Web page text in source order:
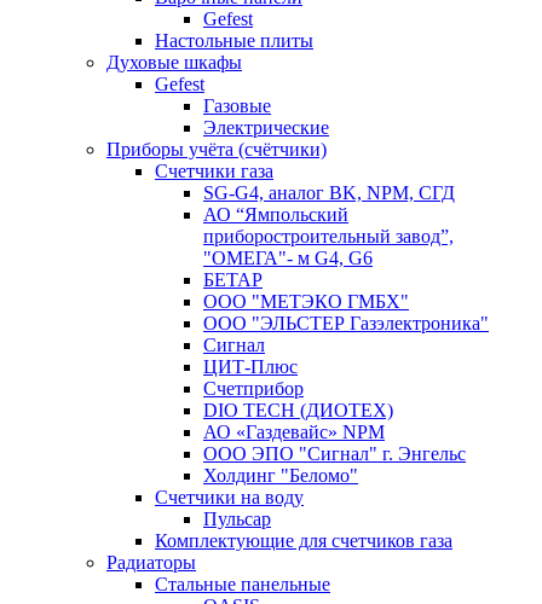
Gefest
Настольные плиты
Духовые шкафы
Gefest
Газовые
Электрические
Приборы учёта (счётчики)
Счетчики газа
SG-G4, аналог BK, NPM, СГД
АО “Ямпольский
приборостроительный завод”,
"ОМЕГА"- м G4, G6
БЕТАР
ООО "МЕТЭКО ГМБХ"
ООО "ЭЛЬСТЕР Газэлектроника"
Сигнал
ЦИТ-Плюс
Счетприбор
DIO TECH (ДИОТЕХ)
АО «Газдевайс» NPM
ООО ЭПО "Сигнал" г. Энгельс
Холдинг "Беломо"
Счетчики на воду
Пульсар
Комплектующие для счетчиков газа
Радиаторы
Стальные панельные